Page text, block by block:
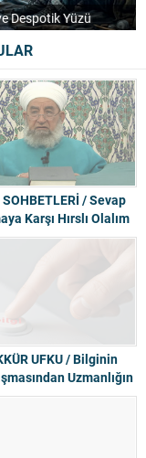
Yüzü
SOHBETLERİ / Sevap
Karşı Hırslı Olalım
UFKU / Bilginin
Uzmanlığın
Düşüşüne